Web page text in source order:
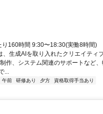
160時間 9:30〜18:30(実働8時間)
生成AIを取り入れたクリエイティ
作、システム関連のサポートなど
...
午前 研修あり 夕方
資格取得手当あり